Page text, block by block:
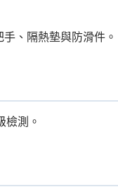
手、隔熱墊與防滑件。
檢測。